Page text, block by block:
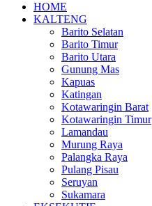
HOME
KALTENG
Barito Selatan
Barito Timur
Barito Utara
Gunung Mas
Kapuas
Katingan
Kotawaringin Barat
Kotawaringin Timur
Lamandau
Murung Raya
Palangka Raya
Pulang Pisau
Seruyan
Sukamara